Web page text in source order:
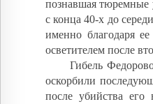
познавшая тюремные
с конца 40-х до
именно благодаря
осветителем после
Гибель
оскорбили
после убийства